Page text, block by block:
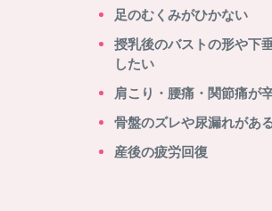
足のむくみがひかない
授乳後のバストの形や下
したい
肩こり・腰痛・関節痛が
骨盤のズレや尿漏れがあ
産後の疲労回復